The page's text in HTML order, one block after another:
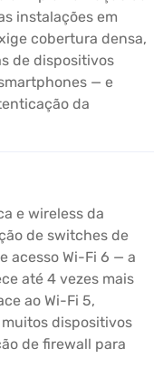
instalações em
cobertura densa,
de dispositivos
— e
da
e wireless da
de switches de
acesso Wi-Fi 6 — a
até 4 vezes mais
ao Wi-Fi 5,
dispositivos
de firewall para